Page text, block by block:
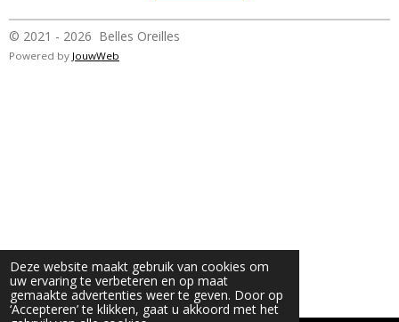
Deze website maakt gebruik van cookies om
uw ervaring te verbeteren en op maat
gemaakte advertenties weer te geven. Door op
‘Accepteren’ te klikken, gaat u akkoord met het
© 2021 - 2026 Belles Oreilles
Powered by JouwWeb